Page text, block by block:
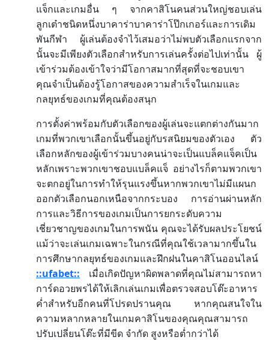
แจ็กและเกมอื่น
ๆ
จากคาสิโนคนส่วนใหญ่ชอบเล่น
ลูกเต๋าชนิดหนึ่งบาคาร่าบาคาร่าโป๊กเกอร์และการเดิม
พันกีฬา
ผู้เล่นต้องจำไว้เสมอว่าไม่พบตัวเลือกแรกจาก
นั้นจะมีเพียงตัวเลือกสำหรับการเล่นครั้งต่อไปเท่านั้น
ผู้
เข้าร่วมต้องเข้าใจว่ามีโอกาสมากที่สุดที่จะชอบเขา
คุณจำเป็นต้องรู้โอกาสของความสำเร็จในเกมและ
กลยุทธ์ของเกมที่คุณต้องสนุก
การตั้งค่าพร้อมกับตัวเลือกของผู้เล่นจะแตกต่างกันมาก
เกมที่พวกเขาเลือกนั้นขึ้นอยู่กับรสนิยมของตัวเอง
ตัว
เลือกหลักของผู้เข้าร่วมบางคนน่าจะเป็นแบล็คแจ็คเป็น
หลักเพราะพวกเขาชอบแบล็คแจ็ อย่างไรก็ตามพวกเขา
จะตกอยู่ในการทำให้รุนแรงขึ้นหากพวกเขาไม่มีแผนก
ออกตัวเลือกนอกเหนือจากกระบอง
การอ่านผ่านหลัก
การและวิธีการของเกมเป็นการยกระดับความ
เชี่ยวชาญของเกมในการพนัน คุณจะได้รับผลประโยชน์
แม้ว่าจะเล่นเกมเฉพาะในกรณีที่คุณใช้เวลามากขึ้นใน
การศึกษากลยุทธ์ของเกมและฝึกฝนในคาสิโนออนไลน์
::ufabet::
เมื่อเกิดปัญหาผิดพลาดที่คุณไม่สามารถหา
การ์ดอวยพรได้ให้เลิกเล่นเกมเพื่อตรวจสอบโต๊ะอาหาร
ค่ำสำหรับอีกคนที่โปรดปรานคุณ
หากคุณสนใจใน
ความหลากหลายในเกมคาสิโนของคุณคุณสามารถ
ปรับเปลี่ยนโต๊ะที่มีขีด จำกัด สูงหรือต่ำกว่าได้